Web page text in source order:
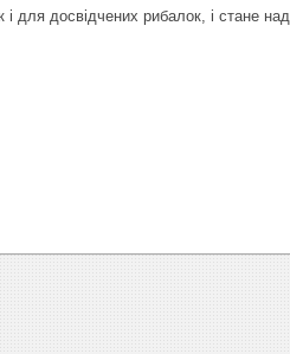
для досвідчених рибалок, і стане